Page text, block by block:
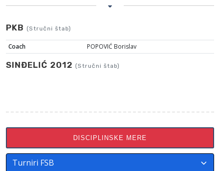
PKB (Stručni štab)
Coach POPOVIĆ Borislav
SINĐELIĆ 2012 (Stručni štab)
DISCIPLINSKE MERE